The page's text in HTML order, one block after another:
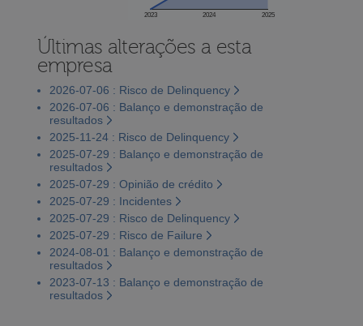
2023 2024 2025
Últimas alterações a esta
empresa
2026-07-06 : Risco de Delinquency
2026-07-06 : Balanço e demonstração de
resultados
2025-11-24 : Risco de Delinquency
2025-07-29 : Balanço e demonstração de
resultados
2025-07-29 : Opinião de crédito
2025-07-29 : Incidentes
2025-07-29 : Risco de Delinquency
2025-07-29 : Risco de Failure
2024-08-01 : Balanço e demonstração de
resultados
2023-07-13 : Balanço e demonstração de
resultados